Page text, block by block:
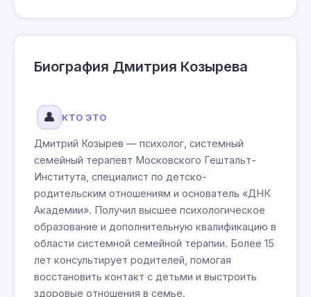
Биография Дмитрия Козырева
👤 КТО ЭТО
Дмитрий Козырев — психолог, системный
семейный терапевт Московского Гештальт-
Института, специалист по детско-
родительским отношениям и основатель «ДНК
Академии». Получил высшее психологическое
образование и дополнительную квалификацию в
области системной семейной терапии. Более 15
лет консультирует родителей, помогая
восстановить контакт с детьми и выстроить
здоровые отношения в семье.